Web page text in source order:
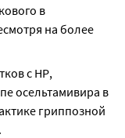
в
на более
с НР,
осельтамивира в
гриппозной